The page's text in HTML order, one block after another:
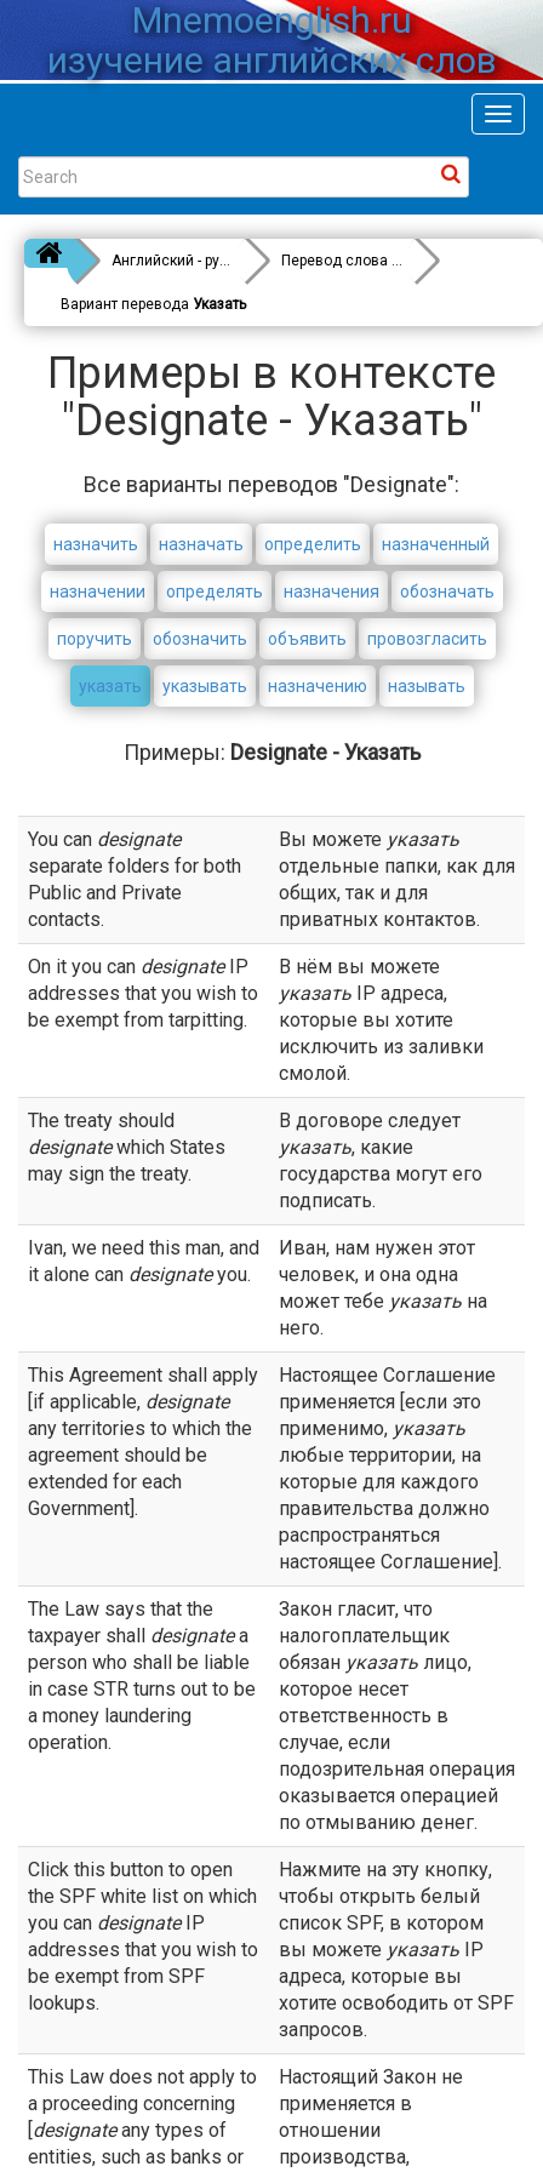
Mnemoenglish.ru
изучение английских слов
Английский - русский Перевод слова
Designate
Вариант перевода Указать
Примеры в контексте
"Designate - Указать"
Все варианты переводов "Designate":
назначить назначать определить назначенный
назначении определять назначения обозначать
поручить обозначить объявить провозгласить
указать указывать назначению называть
Примеры: Designate - Указать
You can designate
separate folders for both
Public and Private
contacts.
Вы можете указать
отдельные папки, как для
общих, так и для
приватных контактов.
On it you can designateIP
addresses that you wish to
be exempt from tarpitting.
В нём вы можете
указать IP адреса,
которые вы хотите
исключить из заливки
смолой.
The treaty should
designatewhich States
may sign the treaty.
В договоре следует
указать, какие
государства могут его
подписать.
Ivan, we need this man, and
it alone can designateyou.
Иван, нам нужен этот
человек, и она одна
может тебе указать на
него.
This Agreement shall apply
[if applicable, designate
any territories to which the
agreement should be
extended for each
Government].
Настоящее Соглашение
применяется [если это
применимо, указать
любые территории, на
которые для каждого
правительства должно
распространяться
настоящее Соглашение].
The Law says that the
taxpayer shall designatea
person who shall be liable
in case STR turns out to be
a money laundering
operation.
Закон гласит, что
налогоплательщик
обязан указать лицо,
которое несет
ответственность в
случае, если
подозрительная операция
оказывается операцией
по отмыванию денег.
Click this button to open
the SPF white list on which
you can designateIP
addresses that you wish to
be exempt from SPF
lookups.
Нажмите на эту кнопку,
чтобы открыть белый
список SPF, в котором
вы можете указать IP
адреса, которые вы
хотите освободить от SPF
запросов.
This Law does not apply to
a proceeding concerning
[designateany types of
entities, such as banks or
Настоящий Закон не
применяется в
отношении
производства,